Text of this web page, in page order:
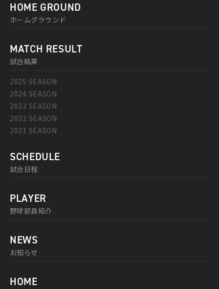
HOME GROUND
ホームグラウンド
MATCH RESULT
試合結果
2025 SEASON
2024 SEASON
2023 SEASON
2022 SEASON
2021 SEASON
SCHEDULE
試合日程
PLAYER
野球部員紹介
NEWS
お知らせ
HOME